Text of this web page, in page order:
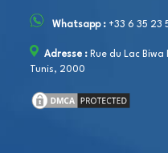
Whatsapp : +33 6 35 23
Adresse : Rue du Lac
Tunis, 2000